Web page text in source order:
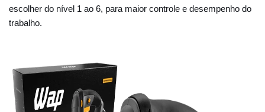
escolher do nível 1 ao 6, para maior controle e desempenho do
trabalho.